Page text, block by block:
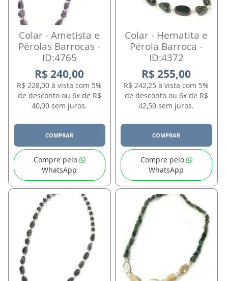
Colar - Ametista e
Pérolas Barrocas -
ID:4765
R$ 240,00
R$ 228,00 à vista com 5%
de desconto ou 6x de R$
40,00 sem juros.
COMPRAR
Compre pelo
WhatsApp
Colar - Hematita e
Pérola Barroca -
ID:4372
R$ 255,00
R$ 242,25 à vista com 5%
de desconto ou 6x de R$
42,50 sem juros.
COMPRAR
Compre pelo
WhatsApp